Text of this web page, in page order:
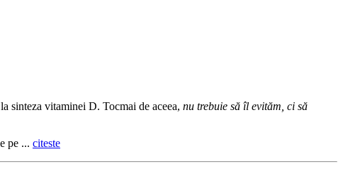
sinteza vitaminei D. Tocmai de aceea, nu trebuie să îl evităm, ci să
pe ... citeste